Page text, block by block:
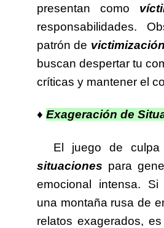
presentan como
responsabilidades.
patrón de
buscan despertar tu
críticas y mantener el
♦ Exageración de
El juego de culpa
situaciones para
emocional intensa.
una montaña rusa de
relatos exagerados,